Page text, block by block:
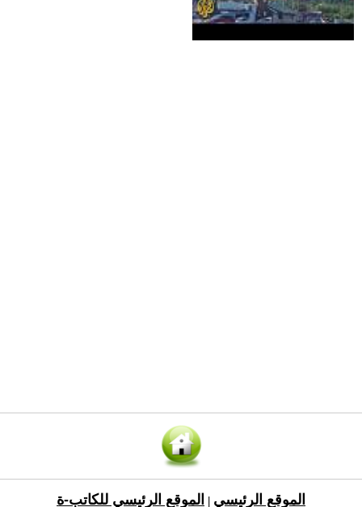
الموقع الرئيسي الموقع الرئيسي للكاتب-ة